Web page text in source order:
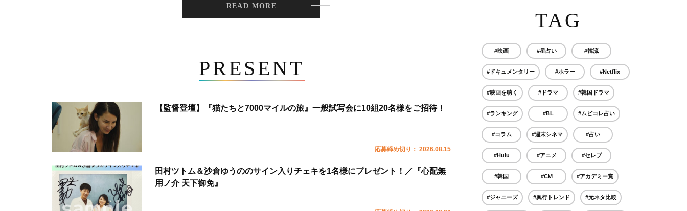
READ MORE
PRESENT
【監督登壇】『猫たちと7000マイルの旅』一般試写会に10組20名様をご招待！
応募締め切り： 2026.08.15
田村ツトム＆沙倉ゆうののサイン入りチェキを1名様にプレゼント！／『心配無
用ノ介 天下御免』
TAG
#映画 #星占い #韓流
#ドキュメンタリー #ホラー #Netflix
#映画を聴く #ドラマ #韓国ドラマ
#ランキング #BL #ムビコレ占い
#コラム #週末シネマ #占い
#Hulu #アニメ #セレブ
#韓国 #CM #アカデミー賞
#ジャニーズ #興行トレンド #元ネタ比較